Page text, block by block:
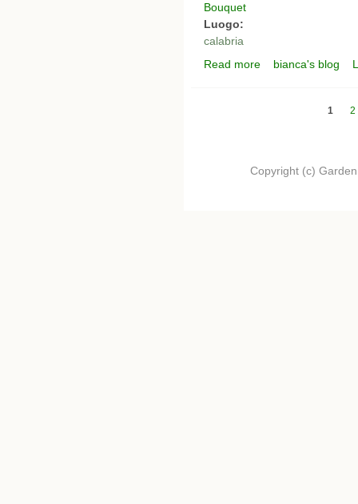
Bouquet
Luogo:
calabria
Read more about i miei bouquet
bianca's blog
1 2
Copyright (c)